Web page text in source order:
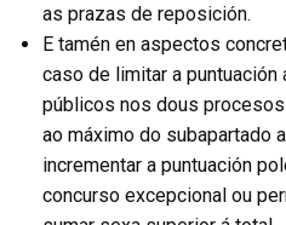
as prazas de reposición.
E tamén en aspectos
caso de limitar a
públicos nos dous
ao máximo do subapartado
incrementar a puntuación
concurso excepcional ou